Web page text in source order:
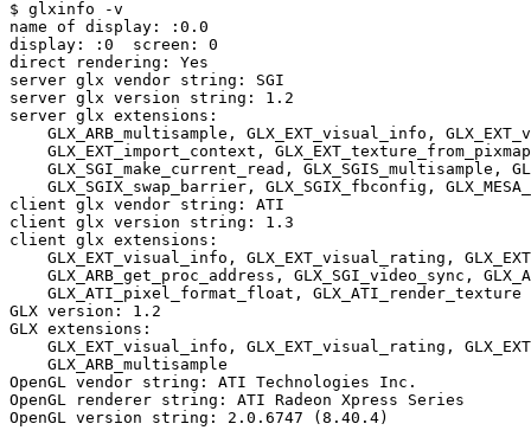
$ glxinfo -v
name of display: :0.0
display: :0  screen: 0
direct rendering: Yes
server glx vendor string: SGI
server glx version string: 1.2
server glx extensions:
GLX_ARB_multisample, GLX_EXT_visual_info,
GLX_EXT_import_context,
GLX_SGI_make_current_read, GLX_SGIS_multisample,
GLX_SGIX_swap_barrier, GLX_SGIX_fbconfig,
client glx vendor string: ATI
client glx version string: 1.3
client glx extensions:
GLX_EXT_visual_info, GLX_EXT_visual_rating,
GLX_ARB_get_proc_address, GLX_SGI_video_sync,
    GLX_ATI_pixel_format_float, GLX_ATI_render_texture
GLX version: 1.2
GLX extensions:
GLX_EXT_visual_info, GLX_EXT_visual_rating,
    GLX_ARB_multisample
OpenGL vendor string: ATI Technologies Inc.
OpenGL renderer string: ATI Radeon Xpress Series
OpenGL version string: 2.0.6747 (8.40.4)